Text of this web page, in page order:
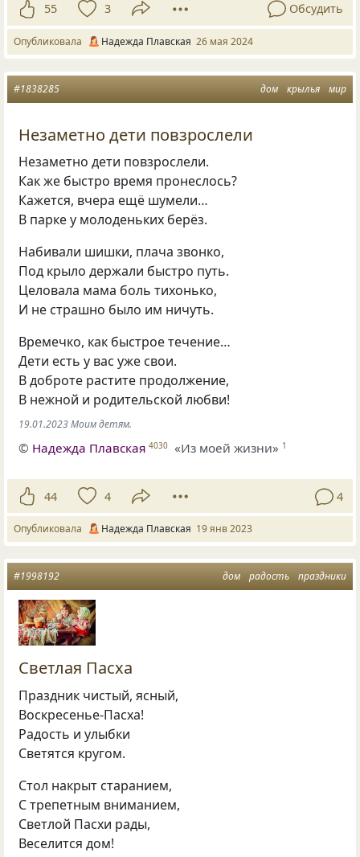
55 3 Обсудить
Опубликовала Надежда Плавская 26 мая 2024
дом крылья мир
#1838285
Незаметно дети повзрослели
Незаметно дети повзрослели.
Как же быстро время пронеслось?
Кажется, вчера ещё шумели…
В парке у молоденьких берёз.
Набивали шишки, плача звонко,
Под крыло держали быстро путь.
Целовала мама боль тихонько,
И не страшно было им ничуть.
Времечко, как быстрое течение…
Дети есть у вас уже свои.
В доброте растите продолжение,
В нежной и родительской любви!
19.01.2023 Моим детям.
© Надежда Плавская 4030 «Из моей жизни» 1
44 4 4
Опубликовала Надежда Плавская 19 янв 2023
дом радость праздники
#1998192
Светлая Пасха
Праздник чистый, ясный,
Воскресенье-Пасха!
Радость и улыбки
Светятся кругом.
Стол накрыт старанием,
С трепетным вниманием,
Светлой Пасхи рады,
Веселится дом!